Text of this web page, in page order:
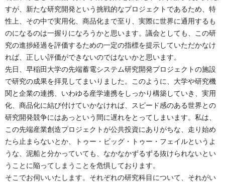
すが、新たな研究開発という挑戦的なプロジェクトであるため、特
性上、その中で実用化、商品化まで至り、実際に世界に通用するも
のになるのは一握りになろうかと思います。議会としても、この研
究の進捗経過を評価するための一定の指標を提示していただかなけ
れば、正しい評価ができないのではないかと思います。
先日、早稲田大学の先端蓄電システム研究開発プロジェクトの施設
で研究の成果を拝見してまいりました。このように、大学や研究機
関と企業の連携、いわゆる産学連携をしっかり構築していき、実用
化、商品化に結び付けていかなければ、スピード感のある世界との
研究開発競争にはあっという間に遅れをとってしまいます。私は、
この先端産業創造プロジェクトが公共投資にありがちな、走り始め
たら止まらないとか、トゥー・ビッグ・トゥー・フェイルというよ
うな、泥船と分かっていても、なかなかずるずる抜けられないとい
うことに陥ってしまうことを危惧しております。
そこでお伺いいたします。それぞれの研究科目について、それがい